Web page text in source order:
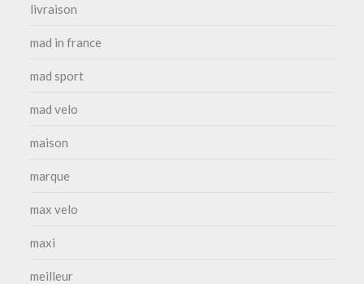
livraison
mad in france
mad sport
mad velo
maison
marque
max velo
maxi
meilleur